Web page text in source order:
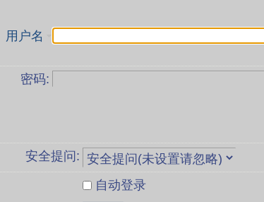
用户名
密码:
安全提问:
自动登录